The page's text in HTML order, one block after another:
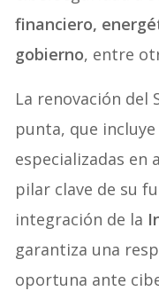
financiero,
gobierno, entre
La renovación del
punta, que
especializadas en
pilar clave de su
integración de la
garantiza una
oportuna ante